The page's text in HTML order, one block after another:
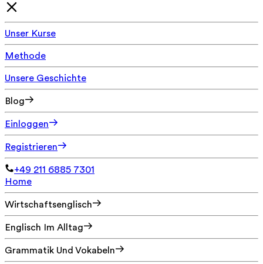
Unser Kurse
Methode
Unsere Geschichte
Blog
Einloggen
Registrieren
+49 211 6885 7301
Home
Wirtschaftsenglisch
Englisch Im Alltag
Grammatik Und Vokabeln